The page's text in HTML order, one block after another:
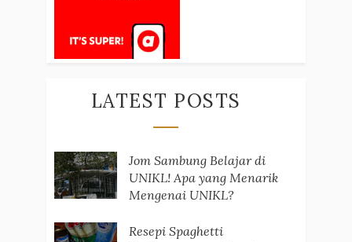
LATEST POSTS
Jom Sambung Belajar di
UNIKL! Apa yang Menarik
Mengenai UNIKL?
Resepi Spaghetti